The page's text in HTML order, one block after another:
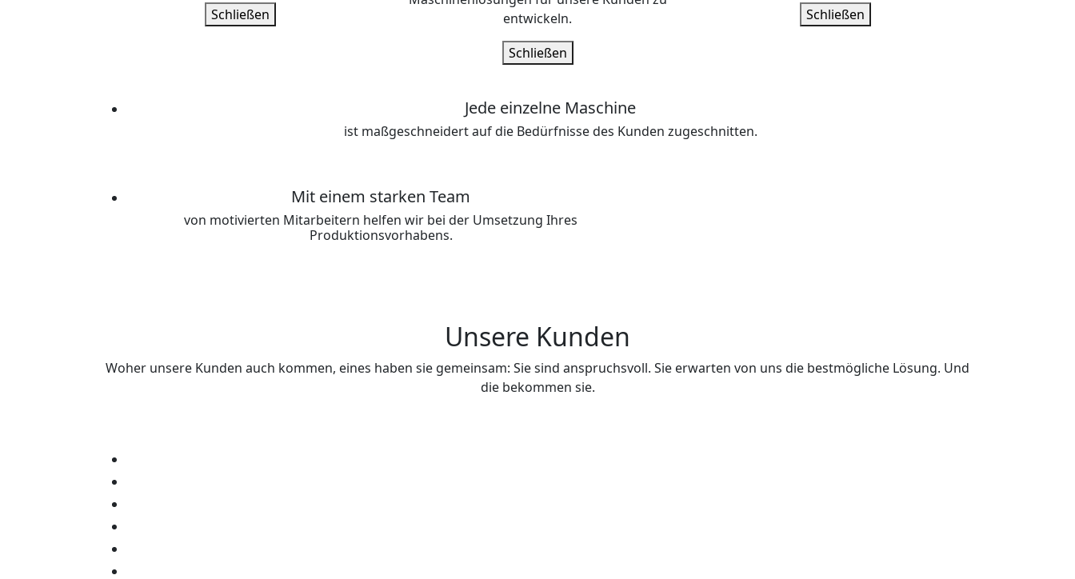
Schließen
entwickeln.
Schließen
Schließen
Jede einzelne Maschine
ist maßgeschneidert auf die Bedürfnisse des Kunden zugeschnitten.
Mit einem starken Team
von motivierten Mitarbeitern helfen wir bei der Umsetzung Ihres
Produktionsvorhabens.
Unsere Kunden
Woher unsere Kunden auch kommen, eines haben sie gemeinsam: Sie sind anspruchsvoll. Sie erwarten von uns die bestmögliche Lösung. Und
die bekommen sie.